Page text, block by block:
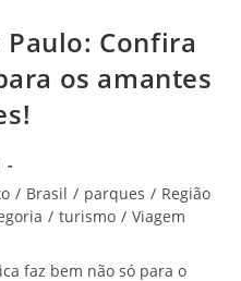
Confira
os amantes
/ Brasil / parques / Região
/ turismo / Viagem
faz bem não só para o